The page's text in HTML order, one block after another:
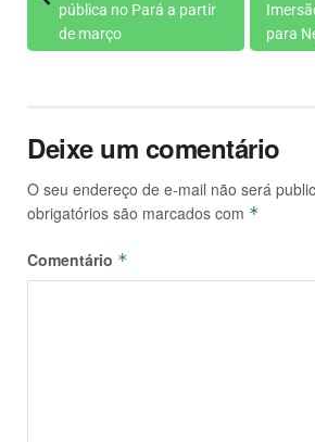
pública no Pará a partir
de março
para
Deixe um comentário
O seu endereço de e-mail não será
obrigatórios são marcados com *
Comentário *